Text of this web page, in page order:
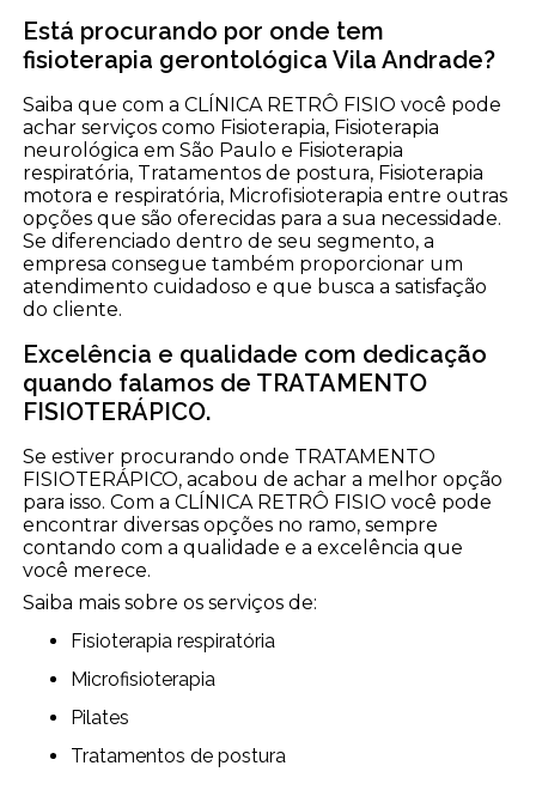
Está procurando por onde tem
fisioterapia gerontológica Vila Andrade?
Saiba que com a CLÍNICA RETRÔ FISIO você pode
achar serviços como Fisioterapia, Fisioterapia
neurológica em São Paulo e Fisioterapia
respiratória, Tratamentos de postura, Fisioterapia
motora e respiratória, Microfisioterapia entre outras
opções que são oferecidas para a sua necessidade.
Se diferenciado dentro de seu segmento, a
empresa consegue também proporcionar um
atendimento cuidadoso e que busca a satisfação
do cliente.
Excelência e qualidade com dedicação
quando falamos de TRATAMENTO
FISIOTERÁPICO.
Se estiver procurando onde TRATAMENTO
FISIOTERÁPICO, acabou de achar a melhor opção
para isso. Com a CLÍNICA RETRÔ FISIO você pode
encontrar diversas opções no ramo, sempre
contando com a qualidade e a excelência que
você merece.
Saiba mais sobre os serviços de:
Fisioterapia respiratória
Microfisioterapia
Pilates
Tratamentos de postura